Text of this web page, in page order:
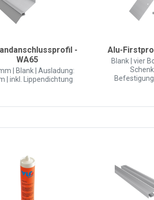
-
WA65
| Blank | Ausladung:
| inkl. Lippendichtung
Alu-
Blank | vier